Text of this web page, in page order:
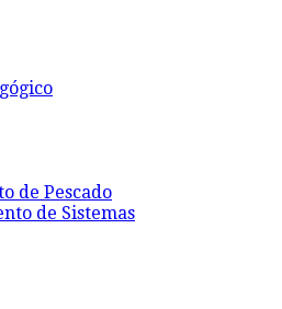
de Pescado
de Sistemas